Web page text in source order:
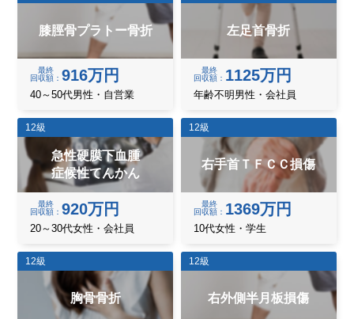
膝脛骨プラトー骨折
最終
回収額
916万円
40～50代男性・自営業
左足首骨折
最終
回収額
1125万円
年齢不明男性・会社員
12級
急性硬膜下血腫
症候性てんかん
最終
回収額
920万円
20～30代女性・会社員
12級
右手首ＴＦＣＣ損傷
最終
回収額
1369万円
10代女性・学生
12級
胸骨骨折
12級
右外側半月板損傷